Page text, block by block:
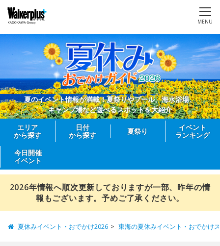
MENU
夏のイベント情報が満載！夏祭りやプール、海水浴場、
キャンプ場など遊べるスポットを大紹介
エリア
から探す
日付
から探す
夏祭り
イベント
ランキング
今日開催
イベント
2026年情報へ順次更新しておりますが一部、昨年の情
報もございます。予めご了承ください。
夏休みイベント・おでかけ2026 東海の夏休みイベント・おでかけ